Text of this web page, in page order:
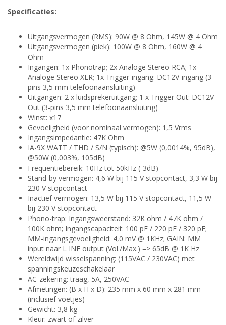
Specificaties:
Uitgangsvermogen (RMS): 90W @ 8 Ohm, 145W @ 4 Ohm
Uitgangsvermogen (piek): 100W @ 8 Ohm, 160W @ 4
Ohm
Ingangen: 1x Phonotrap; 2x Analoge Stereo RCA; 1x
Analoge Stereo XLR; 1x Trigger-ingang: DC12V-ingang (3-
pins 3,5 mm telefoonaansluiting)
Uitgangen: 2 x luidsprekeruitgang; 1 x Trigger Out: DC12V
Out (3-pins 3,5 mm telefoonaansluiting)
Winst: x17
Gevoeligheid (voor nominaal vermogen): 1,5 Vrms
Ingangsimpedantie: 47K Ohm
IA-9X WATT / THD / S/N (typisch): @5W (0,0014%, 95dB),
@50W (0,003%, 105dB)
Frequentiebereik: 10Hz tot 50kHz (-3dB)
Stand-by vermogen: 4,6 W bij 115 V stopcontact, 3,3 W bij
230 V stopcontact
Inactief vermogen: 13,5 W bij 115 V stopcontact, 11,5 W
bij 230 V stopcontact
Phono-trap: Ingangsweerstand: 32K ohm / 47K ohm /
100K ohm; Ingangscapaciteit: 100 pF / 220 pF / 320 pF;
MM-ingangsgevoeligheid: 4,0 mV @ 1KHz; GAIN: MM
input naar L INE output (Vol./Max.) => 65dB @ 1K Hz
Wereldwijd wisselspanning: (115VAC / 230VAC) met
spanningskeuzeschakelaar
AC-zekering: traag, 5A, 250VAC
Afmetingen: (B x H x D): 235 mm x 60 mm x 281 mm
(inclusief voetjes)
Gewicht: 3,8 kg
Kleur: zwart of zilver